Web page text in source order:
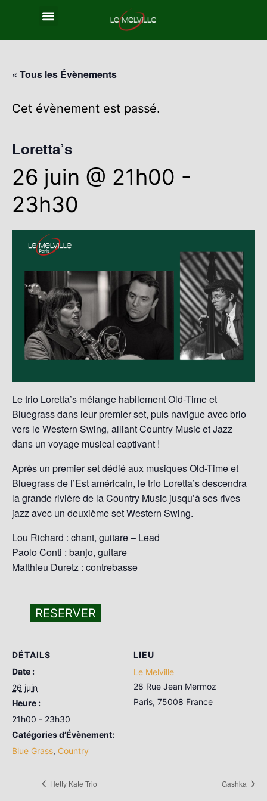
« Tous les Évènements
Cet évènement est passé.
Loretta’s
26 juin @ 21h00 -
23h30
Le trio Loretta’s mélange habilement Old-Time et
Bluegrass dans leur premier set, puis navigue avec brio
vers le Western Swing, alliant Country Music et Jazz
dans un voyage musical captivant !
Après un premier set dédié aux musiques Old-Time et
Bluegrass de l’Est américain, le trio Loretta’s descendra
la grande rivière de la Country Music jusqu’à ses rives
jazz avec un deuxième set Western Swing.
Lou Richard : chant, guitare – Lead
Paolo Conti : banjo, guitare
Matthieu Duretz : contrebasse
RESERVER
DÉTAILS
Date :
26 juin
Heure :
21h00 - 23h30
Catégories d’Évènement:
Blue Grass, Country
LIEU
Le Melville
28 Rue Jean Mermoz
Paris, 75008 France
Hetty Kate Trio Gashka